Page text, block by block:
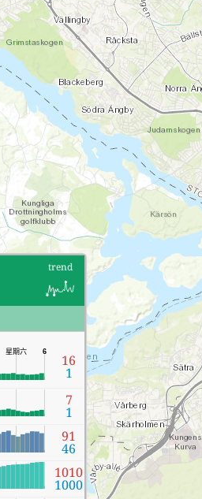
trend
6
星期六
16
1
7
1
91
46
1010
1000